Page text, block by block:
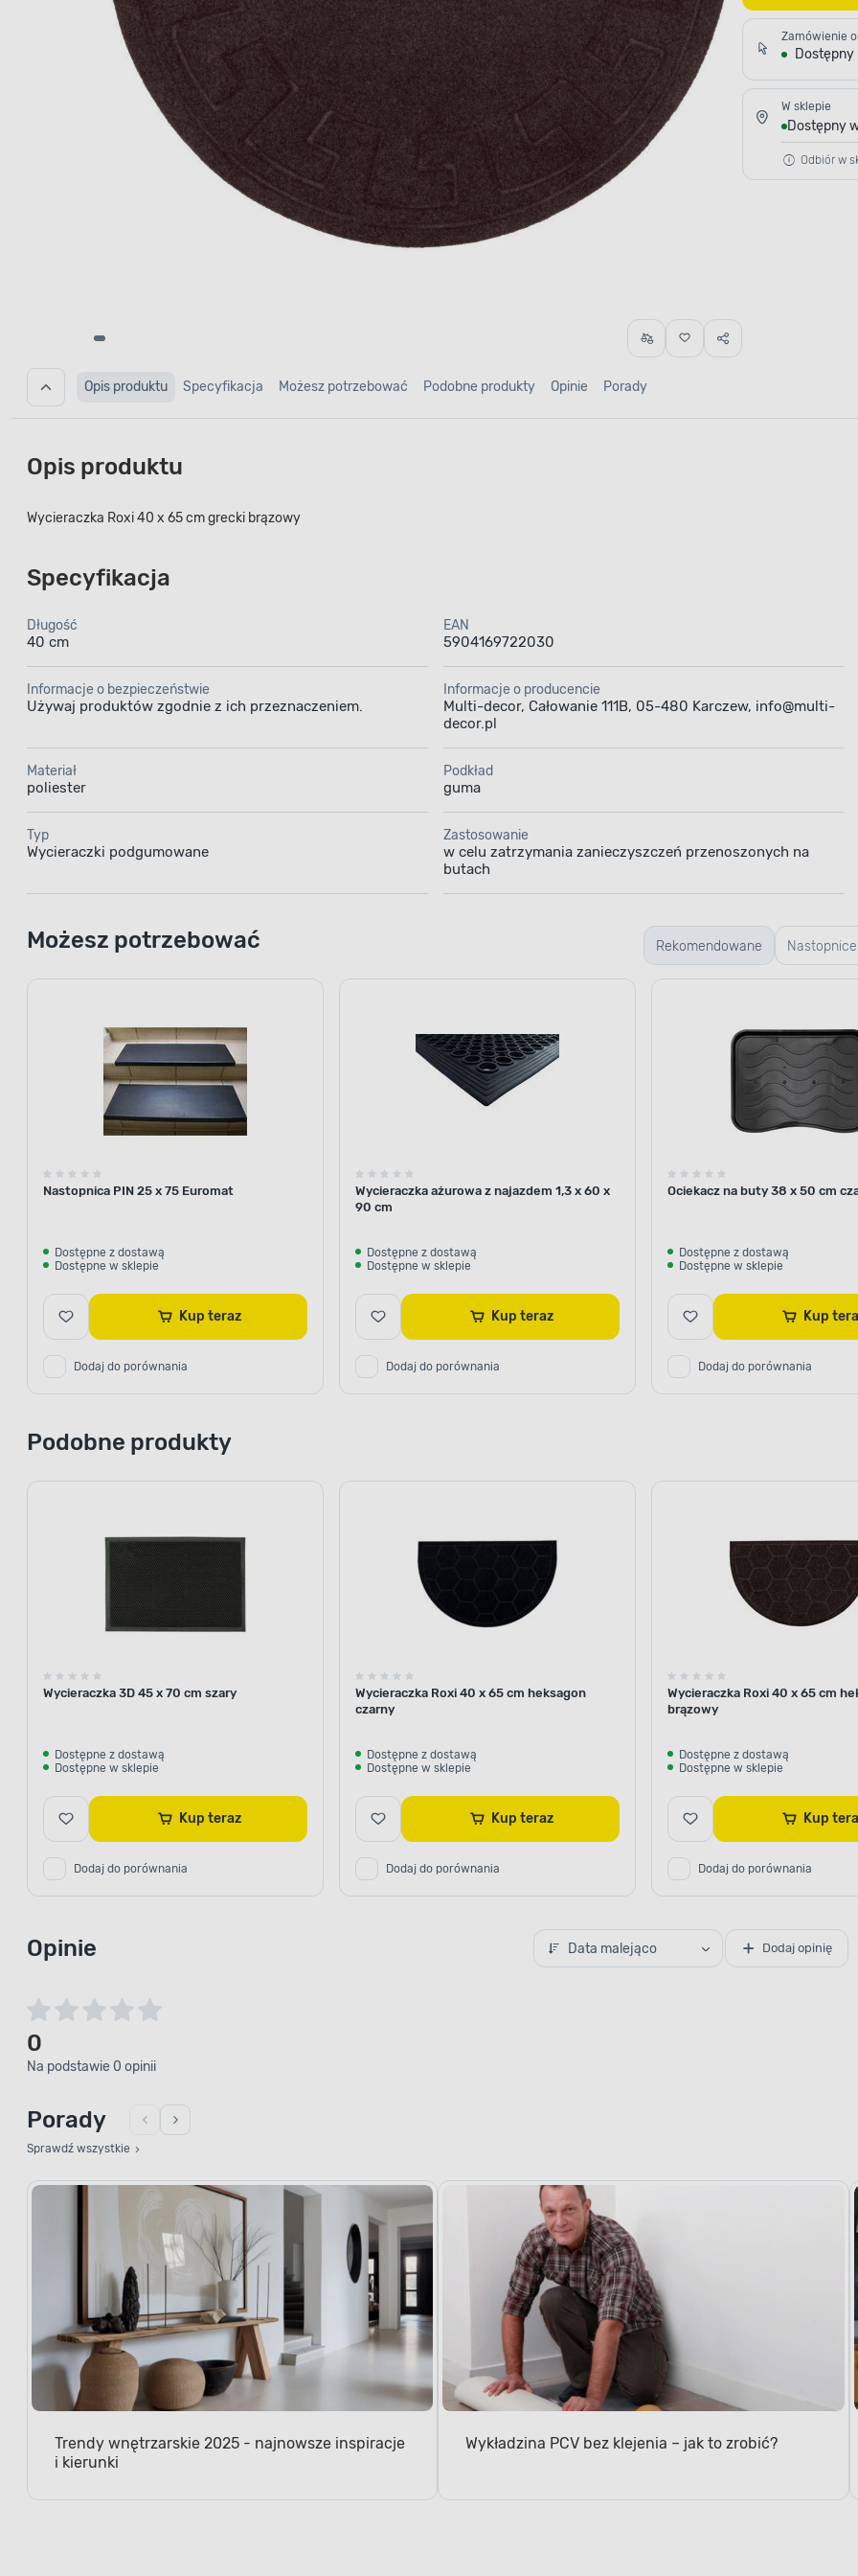
Zamówienie
Dostępny
W sklepie
Dostępny
Odbiór w
Opis produktu Specyfikacja Możesz potrzebować Podobne produkty Opinie Porady
Opis produktu
Wycieraczka Roxi 40 x 65 cm grecki brązowy
Specyfikacja
Długość
40 cm
EAN
5904169722030
Informacje o bezpieczeństwie
Używaj produktów zgodnie z ich przeznaczeniem.
Informacje o producencie
Multi-decor, Całowanie 111B, 05-480 Karczew, info@multi-
decor.pl
Materiał
poliester
Podkład
guma
Typ
Wycieraczki podgumowane
Zastosowanie
w celu zatrzymania zanieczyszczeń przenoszonych na
butach
Rekomendowane Nastopnice
Możesz potrzebować
Nastopnica PIN 25 x 75 Euromat
Dostępne z dostawą
Dostępne w sklepie
Kup teraz
Dodaj do porównania
Wycieraczka ażurowa z najazdem 1,3 x 60 x
90 cm
Dostępne z dostawą
Dostępne w sklepie
Kup teraz
Dodaj do porównania
Ociekacz na buty 38 x 50 cm
Dostępne z dostawą
Dostępne w sklepie
Kup
Dodaj do porównania
Podobne produkty
Wycieraczka 3D 45 x 70 cm szary
Dostępne z dostawą
Dostępne w sklepie
Kup teraz
Dodaj do porównania
Wycieraczka Roxi 40 x 65 cm heksagon
czarny
Dostępne z dostawą
Dostępne w sklepie
Kup teraz
Dodaj do porównania
Wycieraczka Roxi 40 x 65 cm
brązowy
Dostępne z dostawą
Dostępne w sklepie
Kup
Dodaj do porównania
Opinie Data malejąco Dodaj opinię
0
Na podstawie 0 opinii
Porady
Sprawdź wszystkie
Trendy wnętrzarskie 2025 - najnowsze inspiracje
i kierunki
Wykładzina PCV bez klejenia – jak to zrobić?